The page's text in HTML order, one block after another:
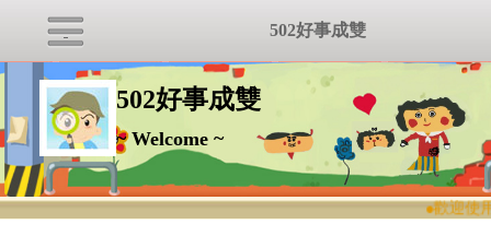
502好事成雙
~ Welcome ~
●歡迎使
502好事成雙